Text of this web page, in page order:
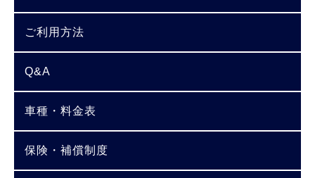
ご利用方法
Q&A
車種・料金表
保険・補償制度